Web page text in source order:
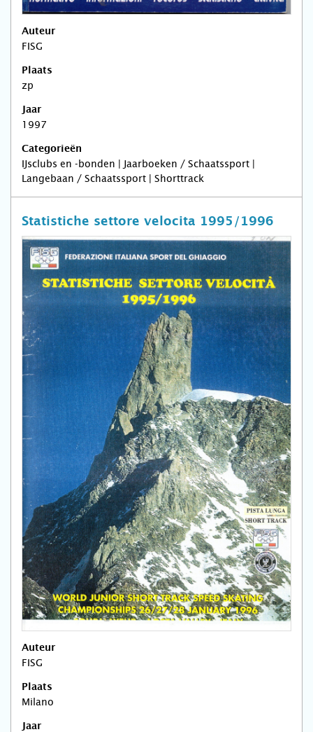
Auteur
FISG
Plaats
zp
Jaar
1997
Categorieën
IJsclubs en -bonden | Jaarboeken / Schaatssport |
Langebaan / Schaatssport | Shorttrack
Statistiche settore velocita 1995/1996
Auteur
FISG
Plaats
Milano
Jaar